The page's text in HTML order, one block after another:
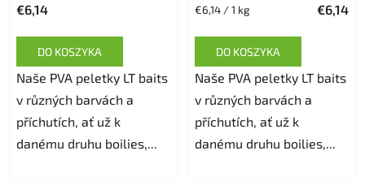
€6,14
DO KOSZYKA
Naše PVA peletky LT baits
v různých barvách a
příchutích, ať už k
danému druhu boilies,...
€6,14
Cena
€6,14 / 1 kg
DO KOSZYKA
Naše PVA peletky LT baits
v různých barvách a
příchutích, ať už k
danému druhu boilies,...